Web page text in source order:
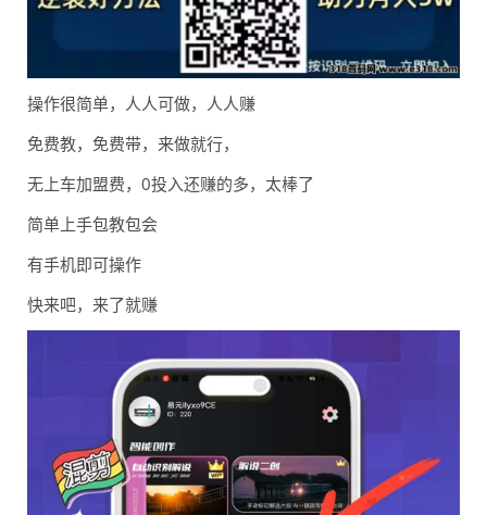
操作很简单，人人可做，人人赚
免费教，免费带，来做就行，
无上车加盟费，0投入还赚的多，太棒了
简单上手包教包会
有手机即可操作
快来吧，来了就赚